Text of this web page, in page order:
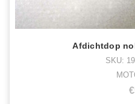
Afdichtdop
SKU: